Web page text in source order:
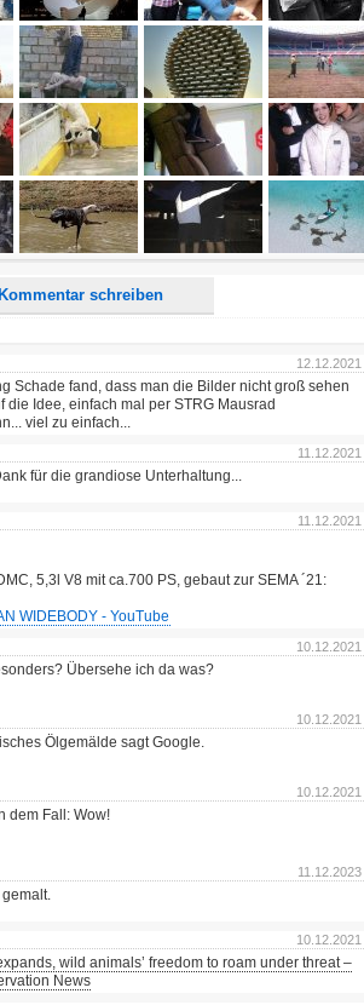
Kommentar schreiben
<i> werden aus Deinem Kommentar entfernt.
Bitte verwende "www." oder "http://" in URLs
Kommentar Antworten erscheinen.
dieser Seite weitere Kommentare erscheinen.
12.12.2021
Schade fand, dass man die Bilder nicht groß sehen
die Idee, einfach mal per STRG Mausrad
viel zu einfach...
11.12.2021
für die grandiose Unterhaltung...
11.12.2021
5,3l V8 mit ca.700 PS, gebaut zur SEMA ´21:
WIDEBODY - YouTube
10.12.2021
Übersehe ich da was?
10.12.2021
Ölgemälde sagt Google.
10.12.2021
dem Fall: Wow!
11.12.2023
gemalt.
10.12.2021
wild animals’ freedom to roam under threat –
News